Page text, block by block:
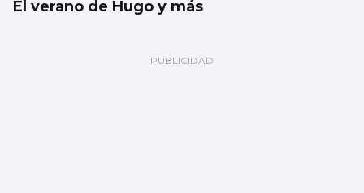
El verano de Hugo y más